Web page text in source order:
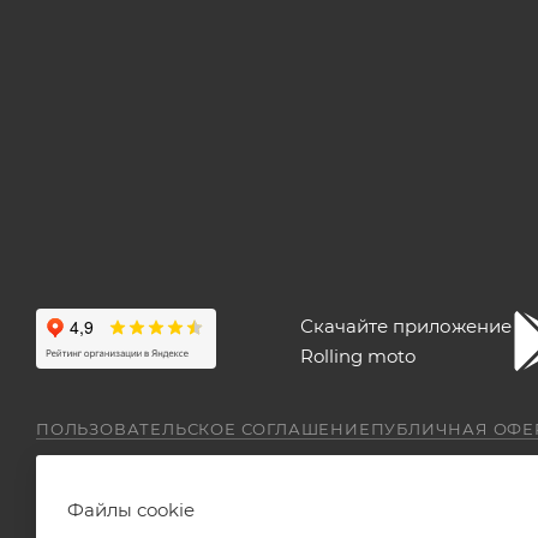
Скачайте приложение
Rolling moto
ПОЛЬЗОВАТЕЛЬСКОЕ СОГЛАШЕНИЕПУБЛИЧНАЯ
Файлы cookie